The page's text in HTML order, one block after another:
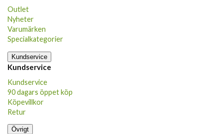
Outlet
Nyheter
Varumärken
Specialkategorier
Kundservice
Kundservice
Kundservice
90 dagars öppet köp
Köpevillkor
Retur
Övrigt